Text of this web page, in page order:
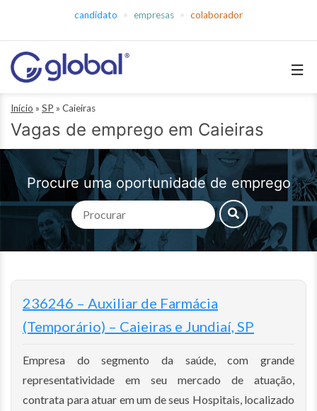
conteúdo
candidato empresas colaborador
Global
Empregos
Início » SP » Caieiras
Vagas de emprego em Caieiras
Procure uma oportunidade de emprego
236246 – Auxiliar de Farmácia
(Temporário) – Caieiras e Jundiaí, SP
Empresa do segmento da saúde, com grande
representatividade em seu mercado de atuação,
contrata para atuar em um de seus Hospitais, localizado